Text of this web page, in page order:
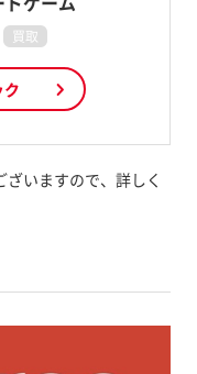
買取
いますので、詳しく